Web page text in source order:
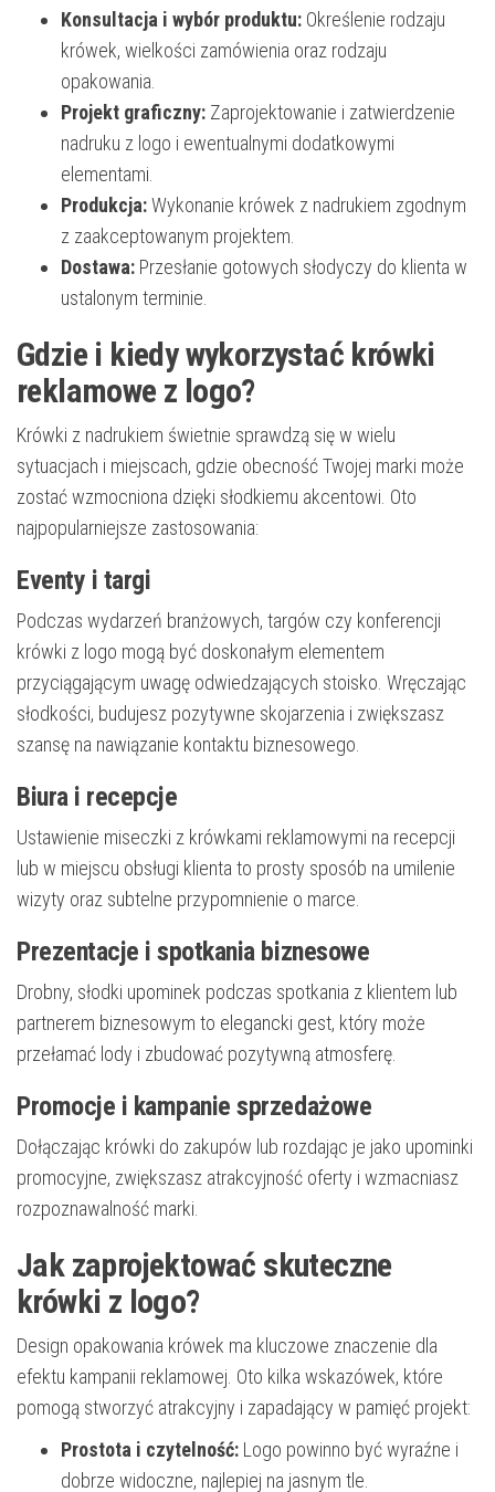
Konsultacja i wybór produktu: Określenie rodzaju
krówek, wielkości zamówienia oraz rodzaju
opakowania.
Projekt graficzny: Zaprojektowanie i zatwierdzenie
nadruku z logo i ewentualnymi dodatkowymi
elementami.
Produkcja:Wykonanie krówek z nadrukiem zgodnym
z zaakceptowanym projektem.
Dostawa: Przesłanie gotowych słodyczy do klienta w
ustalonym terminie.
Gdzie i kiedy wykorzystać krówki
reklamowe z logo?
Krówki z nadrukiem świetnie sprawdzą się w wielu
sytuacjach i miejscach, gdzie obecność Twojej marki może
zostać wzmocniona dzięki słodkiemu akcentowi. Oto
najpopularniejsze zastosowania:
Eventy i targi
Podczas wydarzeń branżowych, targów czy konferencji
krówki z logo mogą być doskonałym elementem
przyciągającym uwagę odwiedzających stoisko. Wręczając
słodkości, budujesz pozytywne skojarzenia i zwiększasz
szansę na nawiązanie kontaktu biznesowego.
Biura i recepcje
Ustawienie miseczki z krówkami reklamowymi na recepcji
lub w miejscu obsługi klienta to prosty sposób na umilenie
wizyty oraz subtelne przypomnienie o marce.
Prezentacje i spotkania biznesowe
Drobny, słodki upominek podczas spotkania z klientem lub
partnerem biznesowym to elegancki gest, który może
przełamać lody i zbudować pozytywną atmosferę.
Promocje i kampanie sprzedażowe
Dołączając krówki do zakupów lub rozdając je jako upominki
promocyjne, zwiększasz atrakcyjność oferty i wzmacniasz
rozpoznawalność marki.
Jak zaprojektować skuteczne
krówki z logo?
Design opakowania krówek ma kluczowe znaczenie dla
efektu kampanii reklamowej. Oto kilka wskazówek, które
pomogą stworzyć atrakcyjny i zapadający w pamięć projekt:
Prostota i czytelność: Logo powinno być wyraźne i
dobrze widoczne, najlepiej na jasnym tle.